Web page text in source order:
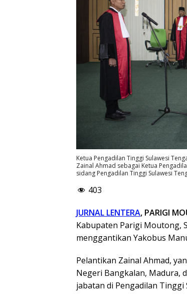
Ketua Pengadilan Tinggi Sulawesi
Zainal Ahmad sebagai Ketua
sidang Pengadilan Tinggi Sulawesi
403
JURNAL LENTERA, PARIGI
Kabupaten Parigi Moutong,
menggantikan Yakobus
Pelantikan Zainal Ahmad,
Negeri Bangkalan, Madura,
jabatan di Pengadilan Tinggi